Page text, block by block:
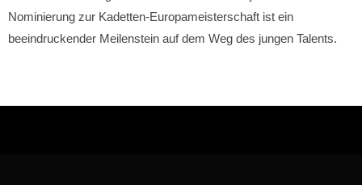
Nominierung zur Kadetten-Europameisterschaft ist ein
beeindruckender Meilenstein auf dem Weg des jungen Talents.